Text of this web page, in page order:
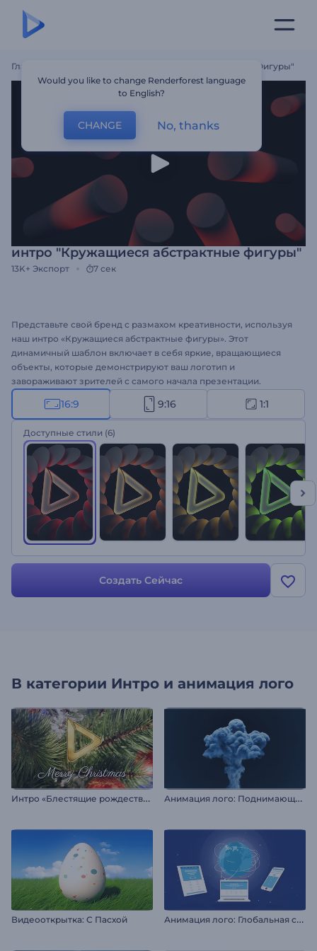
Главная Интро "Кружащиеся Абстрактные Фигуры"
интро "Кружащиеся абстрактные фигуры"
13K+ Экспорт 7 сек
Представьте свой бренд с размахом креативности, используя
наш интро «Кружащиеся абстрактные фигуры». Этот
динамичный шаблон включает в себя яркие, вращающиеся
объекты, которые демонстрируют ваш логотип и
завораживают зрителей с самого начала презентации.
Настройте его с учетом вашего логотипа, названия компании,
теглайна и фоновой музыки, чтобы создать уникальную
презентацию. Идеально подходит для продвижения товаров и
услуг, интро или аутро каналов, видеорекламы, презентаций и
многого другого. Начните создавать потрясающие интро
прямо сейчас!
16:9 9:16 1:1
Доступные стили (6)
Создать Сейчас
В категории Интро и анимация лого
И
нтро «Блестящие рождественские орнаменты» А
нимация лого: Поднимающийся дым
Видеооткрытка: С Пасхой А
нимация лого: Глобальная сеть
Would you like to change Renderforest language
to English?
CHANGE No, thanks